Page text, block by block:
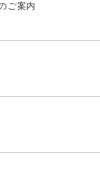
ご案内